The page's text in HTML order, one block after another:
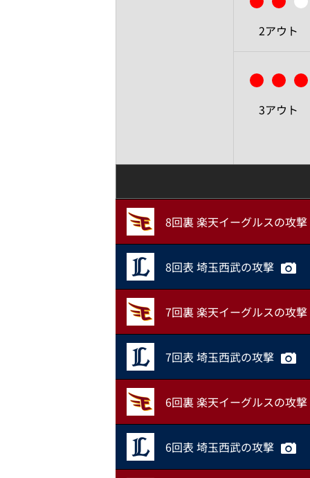
2アウト
3アウト
8回裏 楽天イーグルスの攻撃
8回表 埼玉西武の攻撃
7回裏 楽天イーグルスの攻撃
7回表 埼玉西武の攻撃
6回裏 楽天イーグルスの攻撃
6回表 埼玉西武の攻撃